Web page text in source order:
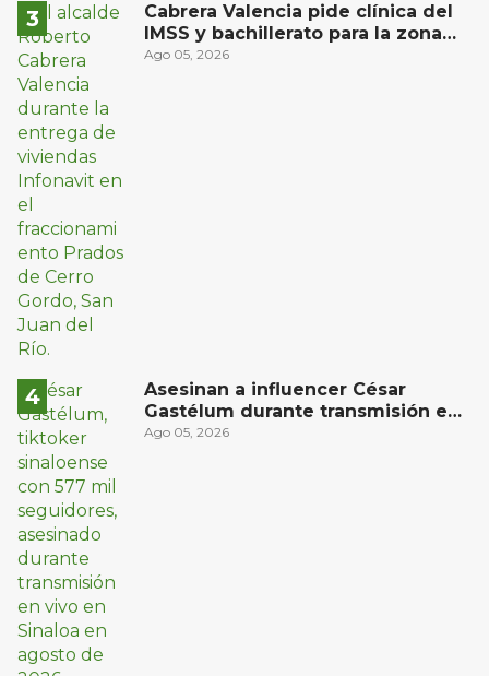
Cabrera Valencia pide clínica del
IMSS y bachillerato para la zona
oriente de San Juan del Río
Ago 05, 2026
Asesinan a influencer César
Gastélum durante transmisión en
vivo en Sinaloa
Ago 05, 2026